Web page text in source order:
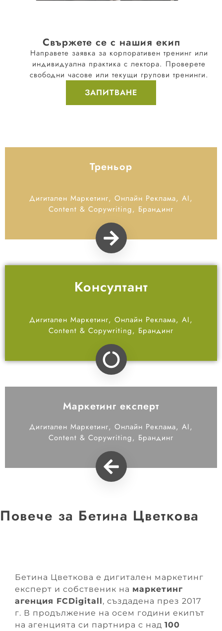
Свържете се с нашия екип
Направете заявка за корпоративен тренинг или
индивидуална практика с лектора. Проверете
свободни часове или текущи групови тренинги.
ЗАПИТВАНЕ
Треньор
Дигитален Маркетинг, Онлайн Реклама, AI,
Content & Copywriting, Брандинг
Консултант
Дигитален Маркетинг, Онлайн Реклама, AI,
Content & Copywriting, Брандинг
Маркетинг експерт
Дигитален Маркетинг, Онлайн Реклама, AI,
Content & Copywriting, Брандинг
Повече за Бетина Цветкова
Бетина Цветкова е дигитален маркетинг
експерт и собственик на маркетинг
агенция FCDigitall, създадена през 2017
г. В продължение на осем години екипът
на агенцията си партнира с над 100